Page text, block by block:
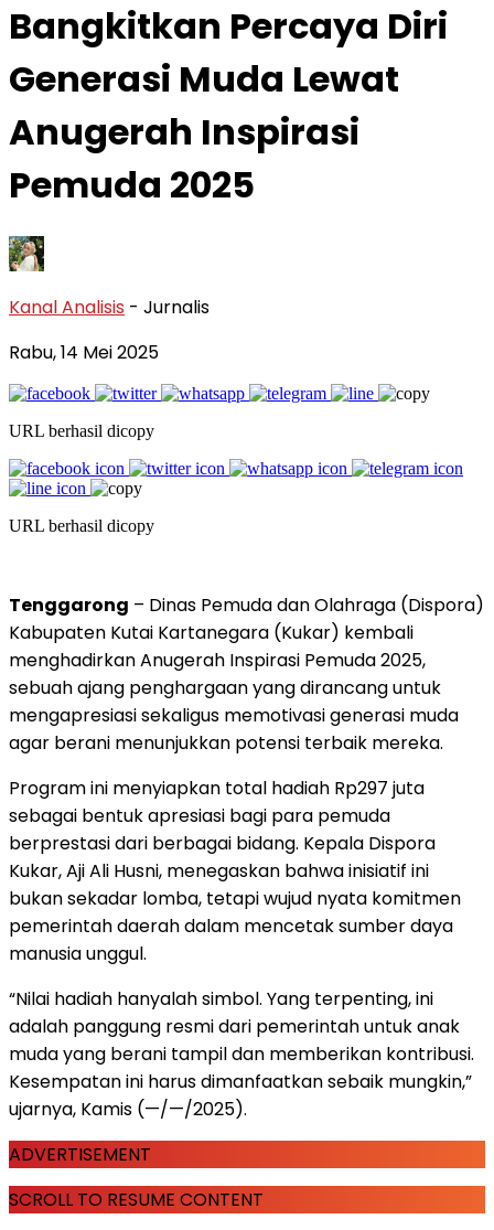
Bangkitkan Percaya Diri
Generasi Muda Lewat
Anugerah Inspirasi
Pemuda 2025
Kanal Analisis - Jurnalis
Rabu, 14 Mei 2025
URL berhasil dicopy
URL berhasil dicopy
Tenggarong – Dinas Pemuda dan Olahraga (Dispora)
Kabupaten Kutai Kartanegara (Kukar) kembali
menghadirkan Anugerah Inspirasi Pemuda 2025,
sebuah ajang penghargaan yang dirancang untuk
mengapresiasi sekaligus memotivasi generasi muda
agar berani menunjukkan potensi terbaik mereka.
Program ini menyiapkan total hadiah Rp297 juta
sebagai bentuk apresiasi bagi para pemuda
berprestasi dari berbagai bidang. Kepala Dispora
Kukar, Aji Ali Husni, menegaskan bahwa inisiatif ini
bukan sekadar lomba, tetapi wujud nyata komitmen
pemerintah daerah dalam mencetak sumber daya
manusia unggul.
“Nilai hadiah hanyalah simbol. Yang terpenting, ini
adalah panggung resmi dari pemerintah untuk anak
muda yang berani tampil dan memberikan kontribusi.
Kesempatan ini harus dimanfaatkan sebaik mungkin,”
ujarnya, Kamis (—/—/2025).
ADVERTISEMENT
SCROLL TO RESUME CONTENT